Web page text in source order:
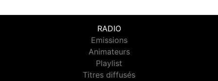
RADIO
Emissions
Animateurs
Playlist
Titres diffusés